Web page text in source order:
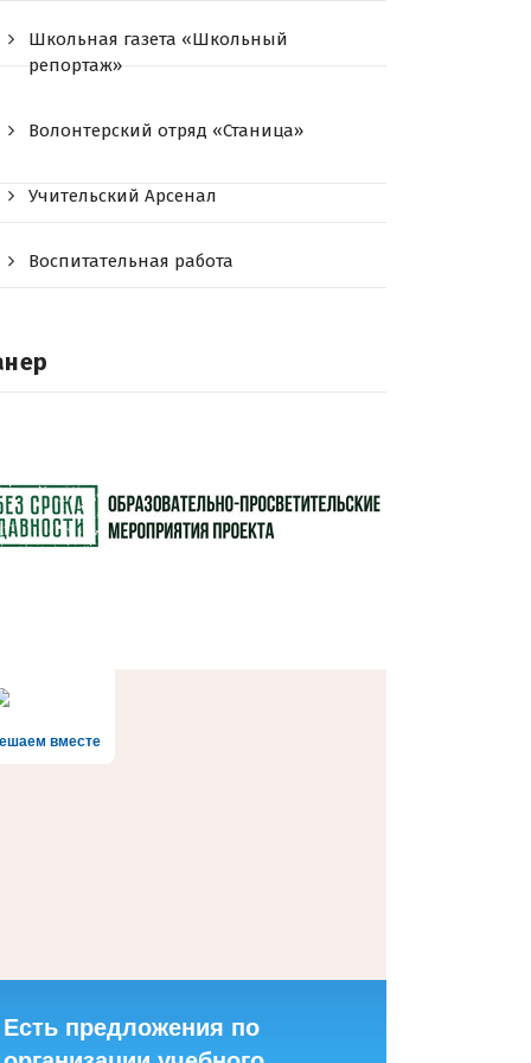
Школьная газета «Школьный
репортаж»
Волонтерский отряд «Станица»
Учительский Арсенал
Воспитательная работа
вместе
Есть предложения по